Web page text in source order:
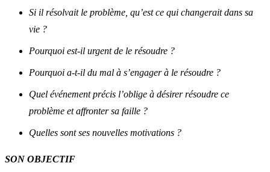
Si il résolvait le problème, qu’est ce qui changerait dans sa
vie ?
Pourquoi est-il urgent de le résoudre ?
Pourquoi a-t-il du mal à s’engager à le résoudre ?
Quel événement précis l’oblige à désirer résoudre ce
problème et affronter sa faille ?
Quelles sont ses nouvelles motivations ?
SON OBJECTIF